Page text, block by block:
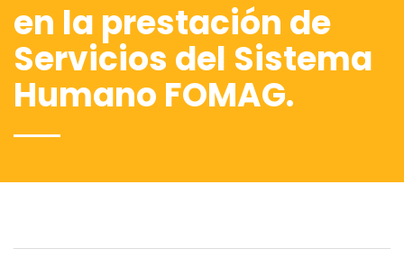
en la prestación de
Servicios del Sistema
Humano FOMAG.